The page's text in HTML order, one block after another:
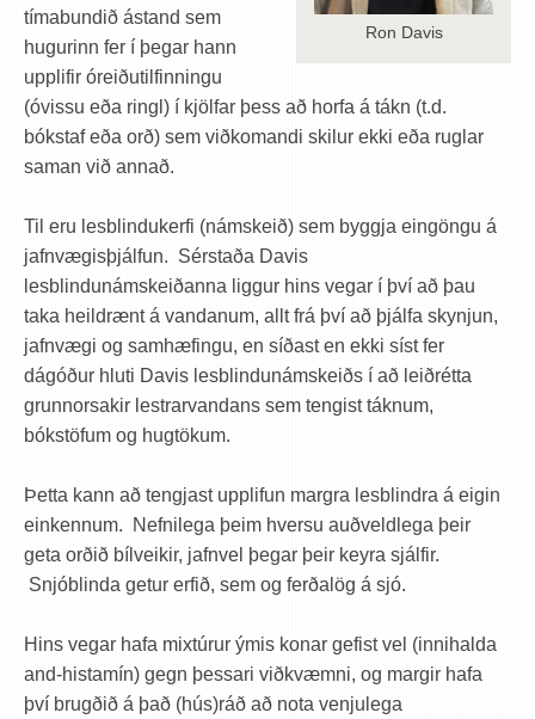
Ron Davis
tímabundið ástand sem
hugurinn fer í þegar hann
upplifir óreiðutilfinningu
(óvissu eða ringl) í kjölfar þess að horfa á tákn (t.d.
bókstaf eða orð) sem viðkomandi skilur ekki eða ruglar
saman við annað.
Til eru lesblindukerfi (námskeið) sem byggja eingöngu á
jafnvægisþjálfun. Sérstaða Davis
lesblindunámskeiðanna liggur hins vegar í því að þau
taka heildrænt á vandanum, allt frá því að þjálfa skynjun,
jafnvægi og samhæfingu, en síðast en ekki síst fer
dágóður hluti Davis lesblindunámskeiðs í að leiðrétta
grunnorsakir lestrarvandans sem tengist táknum,
bókstöfum og hugtökum.
Þetta kann að tengjast upplifun margra lesblindra á eigin
einkennum. Nefnilega þeim hversu auðveldlega þeir
geta orðið bílveikir, jafnvel þegar þeir keyra sjálfir.
Snjóblinda getur erfið, sem og ferðalög á sjó.
Hins vegar hafa mixtúrur ýmis konar gefist vel (innihalda
and-histamín) gegn þessari viðkvæmni, og margir hafa
því brugðið á það (hús)ráð að nota venjulega